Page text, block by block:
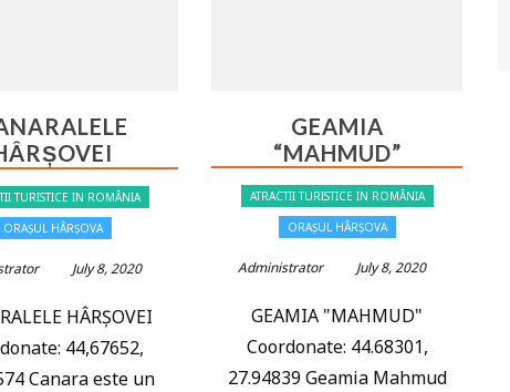
TURISTICE IN ROMÂNIA
ORAȘUL HÂRȘOVA
July 8, 2020
HÂRȘOVEI
44,67652,
Canara este un
GEAMIA
“MAHMUD”
ATRACTII TURISTICE IN ROMÂNIA
ORAȘUL HÂRȘOVA
Administrator July 8, 2020
GEAMIA "MAHMUD"
Coordonate: 44.68301,
27.94839 Geamia Mahmud